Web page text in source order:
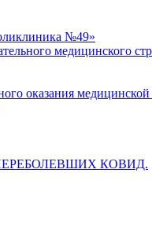
№49»
медицинского
оказания
КОВИД.